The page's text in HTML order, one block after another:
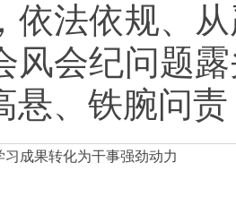
依法依规、
风会纪问题
悬、铁腕问
习成果转化为干事强劲动力